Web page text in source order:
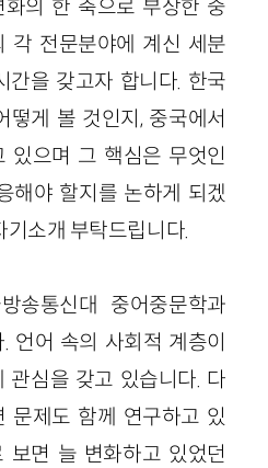
의 한 축으로 부상한 중
각 전문분야에 계신 세분
간을 갖고자 합니다. 한국
떻게 볼 것인지, 중국에서
있으며 그 핵심은 무엇인
해야 할지를 논하게 되겠
기소개 부탁드립니다.
송통신대 중어중문학과
언어 속의 사회적 계층이
관심을 갖고 있습니다. 다
문제도 함께 연구하고 있
보면 늘 변화하고 있었던